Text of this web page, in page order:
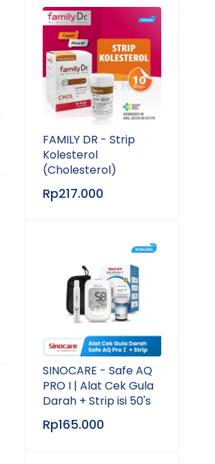
FAMILY DR - Strip
Kolesterol
(Cholesterol)
Rp217.000
SINOCARE - Safe AQ
PRO I | Alat Cek Gula
Darah + Strip isi 50's
Rp165.000